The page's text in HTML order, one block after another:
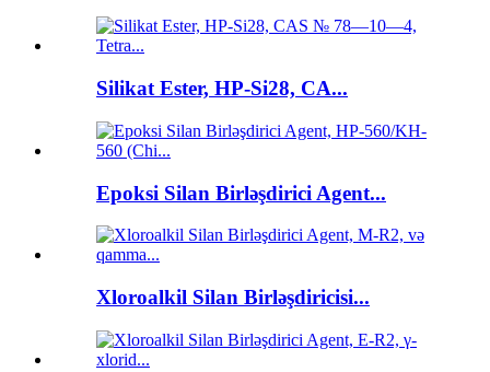
Silikat Ester, HP-Si28, CA...
Epoksi Silan Birləşdirici Agent...
Xloroalkil Silan Birləşdiricisi...